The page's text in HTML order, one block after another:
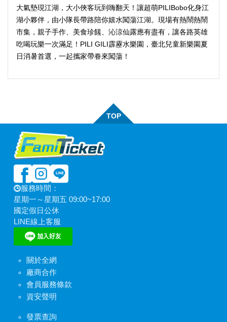
大氣墊現江湖，大小俠客玩到嗨翻天！讓超萌PILIBobo化身江
湖小夥伴，由小隊長帶路陪你嬉水闖蕩江湖。現場有熱鬧熱鬧
市集，親子手作、美食珍饈、沁涼仙露應有盡有，讓各路英雄
吃喝玩樂一次滿足！PILI GILI霹靂水樂園，臺北兒童新樂園夏
日消暑首選，一起攜家帶眷來闖蕩！
TOP
服務時間：
星期一～星期五 09:00~17:00
國定假日公休
LINE線上客服
關於全網
廠商合作
會員服務條款
資安聲明
發票查詢